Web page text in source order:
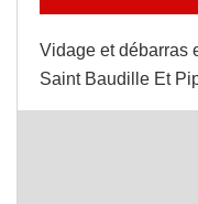
Vidage et débarras
Saint Baudille Et